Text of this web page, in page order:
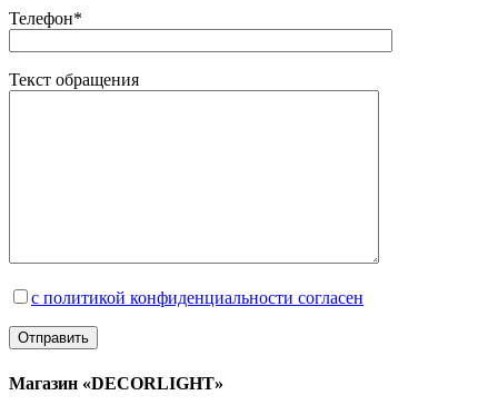
Телефон*
Текст обращения
с политикой конфиденциальности согласен
Магазин «DECORLIGHT»